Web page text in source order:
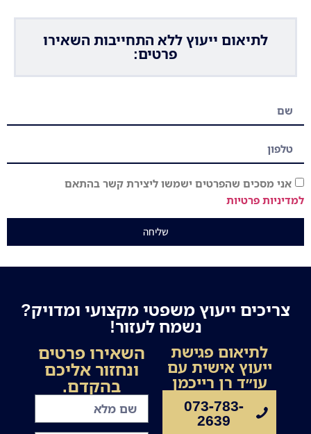
לתיאום ייעוץ ללא התחייבות השאירו
פרטים:
אני מסכים שהפרטים ישמשו ליצירת קשר בהתאם
למדיניות פרטיות
שליחה
צריכים ייעוץ משפטי מקצועי ומדויק?
נשמח לעזור!
לתיאום פגישת
ייעוץ אישית עם
עו״ד רן רייכמן
073-783-
2639
השאירו פרטים
ונחזור אליכם
בהקדם.